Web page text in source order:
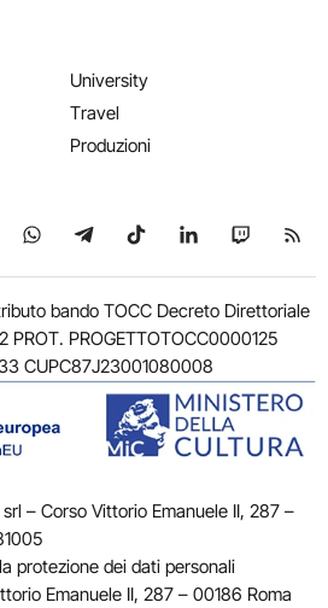
University
Travel
Produzioni
X su YouTube
Seguici su WhatsApp
Seguici su Telegram
Seguici su TikTok
Seguici su
Seguici
bando TOCC Decreto Direttoriale
PROT. PROGETTOTOCC0000125
CUPC87J23001080008
– Corso Vittorio Emanuele II, 287 –
protezione dei dati personali
Emanuele II, 287 – 00186 Roma